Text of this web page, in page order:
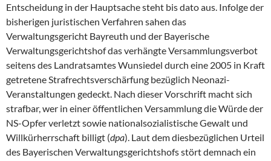
Entscheidung in der Hauptsache steht bis dato aus. Infolge der
bisherigen juristischen Verfahren sahen das
Verwaltungsgericht Bayreuth und der Bayerische
Verwaltungsgerichtshof das verhängte Versammlungsverbot
seitens des Landratsamtes Wunsiedel durch eine 2005 in Kraft
getretene Strafrechtsverschärfung bezüglich Neonazi-
Veranstaltungen gedeckt. Nach dieser Vorschrift macht sich
strafbar, wer in einer öffentlichen Versammlung die Würde der
NS-Opfer verletzt sowie nationalsozialistische Gewalt und
Willkürherrschaft billigt (dpa). Laut dem diesbezüglichen Urteil
des Bayerischen Verwaltungsgerichtshofs stört demnach ein